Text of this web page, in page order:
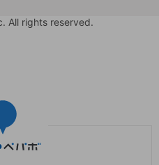
All rights reserved.